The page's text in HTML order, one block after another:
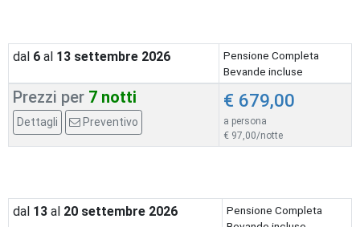
dal 6al 13settembre 2026
Pensione Completa
Bevande incluse
Prezzi per 7 notti
Dettagli Preventivo
€ 679,00
a persona
€ 97,00/notte
dal 13al 20settembre 2026
Pensione Completa